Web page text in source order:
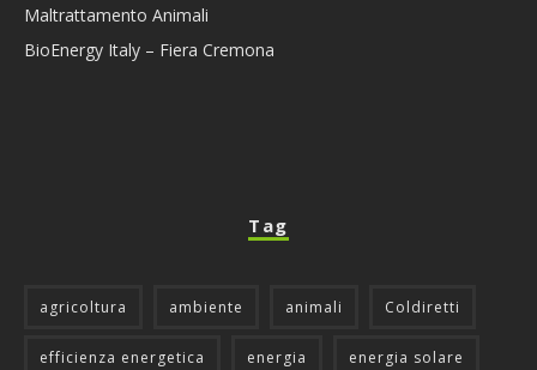
Maltrattamento Animali
BioEnergy Italy – Fiera Cremona
Tag
agricoltura ambiente animali Coldiretti
efficienza energetica energia energia solare